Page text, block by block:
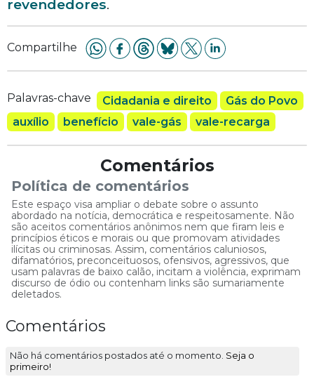
revendedores.
Compartilhe
Palavras-chave Cidadania e direito
Gás do Povo
auxílio
benefício vale-gás vale-recarga
Comentários
Política de comentários
Este espaço visa ampliar o debate sobre o assunto
abordado na notícia, democrática e respeitosamente. Não
são aceitos comentários anônimos nem que firam leis e
princípios éticos e morais ou que promovam atividades
ilícitas ou criminosas. Assim, comentários caluniosos,
difamatórios, preconceituosos, ofensivos, agressivos, que
usam palavras de baixo calão, incitam a violência, exprimam
discurso de ódio ou contenham links são sumariamente
deletados.
Comentários
Não há comentários postados até o momento. Seja o
primeiro!